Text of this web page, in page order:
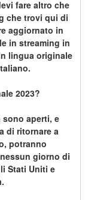
fare altro che
che trovi qui di
aggiornato in
in streaming in
lingua originale
2023?
aperti, e
di ritornare a
potranno
giorno di
Stati Uniti e